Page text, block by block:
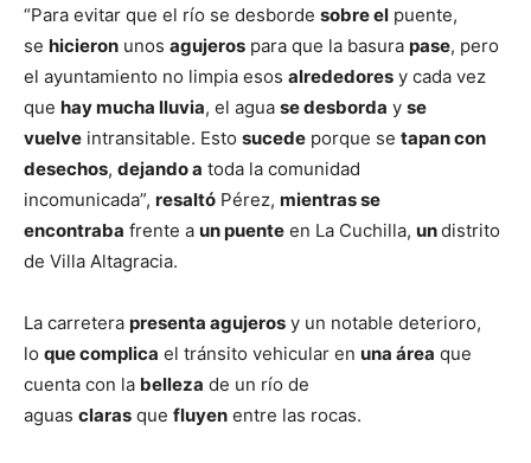
“Para evitar que el río se desborde sobre el puente,
se hicieron unos agujeros para que la basura pase, pero
el ayuntamiento no limpia esos alrededores y cada vez
que hay mucha lluvia, el agua se desborda y se
vuelve intransitable. Esto sucede porque se tapan con
desechos, dejando a toda la comunidad
incomunicada”, resaltó Pérez, mientras se
encontraba frente a un puente en La Cuchilla, undistrito
de Villa Altagracia.
La carretera presenta agujeros y un notable deterioro,
lo que complica el tránsito vehicular en una área que
cuenta con la belleza de un río de
aguas claras que fluyen entre las rocas.